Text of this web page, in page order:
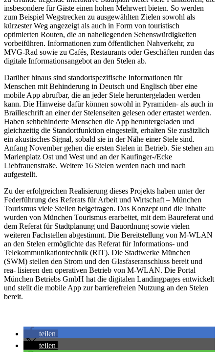
insbesondere für Gäste einen hohen Mehrwert bieten. So werden
zum Beispiel Wegstrecken zu ausgewählten Zielen sowohl als
kürzester Weg angezeigt als auch in Form von touristisch
optimierten Routen, die an naheliegenden Sehenswürdigkeiten
vorbeiführen. Informationen zum öffentlichen Nahverkehr, zu
MVG-Rad sowie zu Cafés, Restaurants oder Geschäften runden das
digitale Informationsangebot an den Stelen ab.
Darüber hinaus sind standortspezifische Informationen für
Menschen mit Behinderung in Deutsch und Englisch über eine
mobile App abrufbar, die an jeder Stele heruntergeladen werden
kann. Die Hinweise dafür können sowohl in Pyramiden- als auch in
Brailleschrift an einer der Stelenseiten gelesen oder ertastet werden.
Haben sehbehinderte Menschen die App heruntergeladen und
gleichzeitig die Standortfunktion eingestellt, erhalten Sie zusätzlich
ein akustisches Signal, sobald sie in der Nähe einer Stele sind.
Anfang November gehen die ersten Stelen in Betrieb. Sie stehen am
Marienplatz Ost und West und an der Kaufinger-/Ecke
Liebfrauenstraße. Weitere 16 Stelen werden nach und nach
aufgestellt.
Zu der erfolgreichen Realisierung dieses Projekts haben unter der
Federführung des Referats für Arbeit und Wirtschaft – München
Tourismus viele Stellen beigetragen. Das Konzept und die Inhalte
wurden von München Tourismus erarbeitet, mit dem Baureferat und
dem Referat für Stadtplanung und Bauordnung sowie vielen
weiteren Fachstellen abgestimmt. Die Bereitstellung von M-WLAN
an den Stelen ermöglichte das Referat für Informations- und
Telekommunikationtechnik (RIT). Die Stadtwerke München
(SWM) stellen den Strom und den Glasfaseranschluss bereit und
rea- lisieren den operativen Betrieb von M-WLAN. Die Portal
München Betriebs GmbH hat die digitalen Landingpages entwickelt
und stellt die mobile App zur barrierefreien Nutzung an den Stelen
bereit.
teilen
teilen